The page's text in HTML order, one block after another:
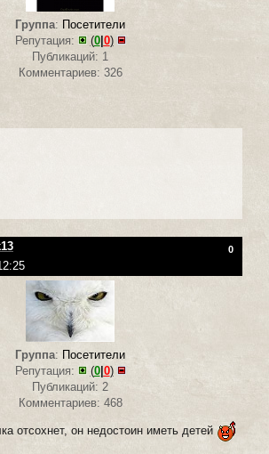
Группа: Посетители
Репутация:
(0| 0)
Публикаций: 1
Комментариев: 326
0
Группа: Посетители
Репутация:
(0|0)
Публикаций: 2
Комментариев: 468
отсохнет, он недостоин иметь детей